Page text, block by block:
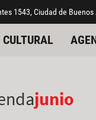
1543, Ciudad de
junio